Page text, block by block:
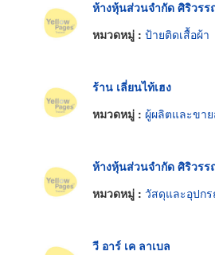
ห้างหุ้นส่วนจำกัด ศิริวรร
หมวดหมู่ : ป้ายติดเสื้อผ้า
ร้าน เลี่ยนไท้เฮง
หมวดหมู่ : ผู้ผลิตและขา
ห้างหุ้นส่วนจำกัด ศิริวรร
หมวดหมู่ : วัสดุและอุปก
วี อาร์ เค ลาเบล